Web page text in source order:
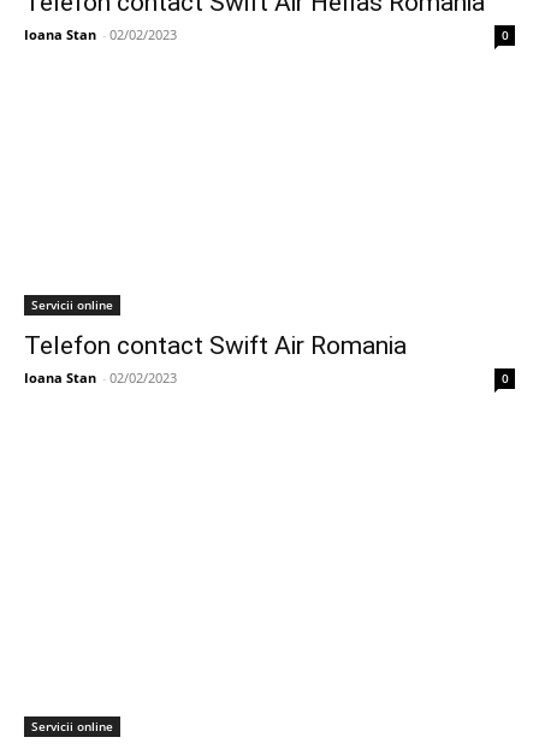
Ioana Stan - 02/02/2023 0
Servicii online
Telefon contact Swift Air Romania
Ioana Stan - 02/02/2023 0
Servicii online